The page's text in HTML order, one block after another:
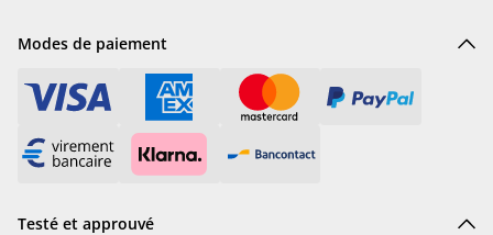
Modes de paiement
Testé et approuvé